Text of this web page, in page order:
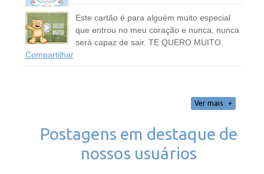
Este cartão é para alguém muito especial
que entrou no meu coração e nunca, nunca
será capaz de sair. TE QUERO MUITO.
Compartilhar
Postagens em destaque de
nossos usuários